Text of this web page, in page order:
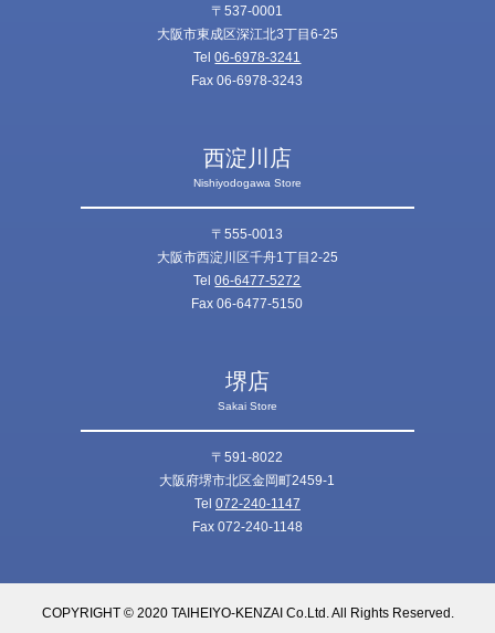
〒537-0001
大阪市東成区深江北3丁目6-25
Tel06-6978-3241
Fax 06-6978-3243
西淀川店
Nishiyodogawa Store
〒555-0013
大阪市西淀川区千舟1丁目2-25
Tel06-6477-5272
Fax 06-6477-5150
堺店
Sakai Store
〒591-8022
大阪府堺市北区金岡町2459-1
Tel 072-240-1147
Fax 072-240-1148
COPYRIGHT © 2020 TAIHEIYO-KENZAI Co.Ltd. All Rights Reserved.